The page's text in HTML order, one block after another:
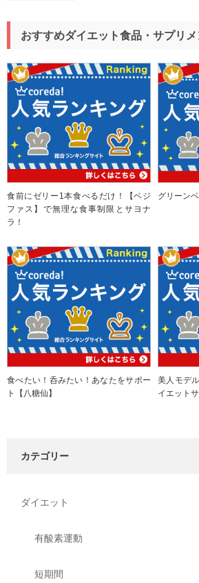
おすすめダイエット食品・サプリメ
食前にゼリー1本食べるだけ！【ベジ
ファス】で無理な食事制限とサヨナ
ラ！
グリーン
食べたい！呑みたい！あなたをサポー
ト【八糖仙】
美人モデ
イエット
カテゴリー
ダイエット
有酸素運動
短期間